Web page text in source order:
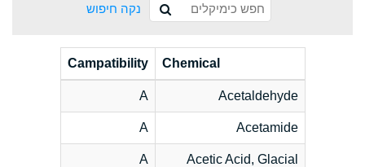
נקה חיפוש
Chemical
Campatibility
Acetaldehyde
A
Acetamide
A
Acetic Acid, Glacial
A